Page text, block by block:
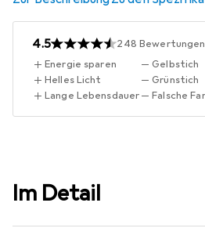
4.5 248 Bewertungen
Energie sparen
Helles Licht
Lange Lebensdauer
Gelbstich
Grünstich
Falsche
Im Detail